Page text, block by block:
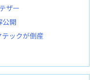
ザー
公開
ックが倒産